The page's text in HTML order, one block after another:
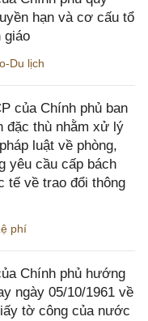
hạn và cơ cấu tổ
giáo
Du lịch
của Chính phủ ban
đặc thù nhằm xử lý
luật về phòng,
yêu cầu cấp bách
tế về trao đổi thông
phí
Chính phủ hướng
ngày 05/10/1961 về
tờ công của nước